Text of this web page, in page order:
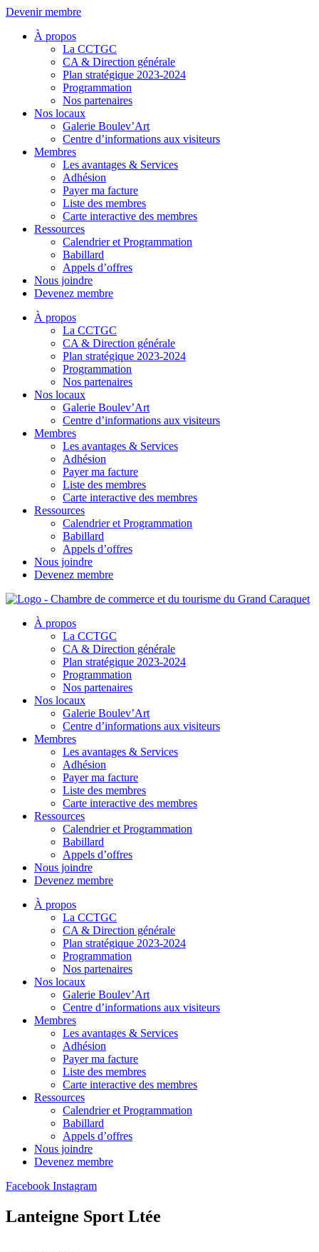
Aller
contenu
Devenir membre
À propos
La CCTGC
CA & Direction générale
Plan stratégique 2023-2024
Programmation
Nos partenaires
Nos locaux
Galerie Boulev’Art
Centre d’informations aux visiteurs
Membres
Les avantages & Services
Adhésion
Payer ma facture
Liste des membres
Carte interactive des membres
Ressources
Calendrier et Programmation
Babillard
Appels d’offres
Nous joindre
Devenez membre
À propos
La CCTGC
CA & Direction générale
Plan stratégique 2023-2024
Programmation
Nos partenaires
Nos locaux
Galerie Boulev’Art
Centre d’informations aux visiteurs
Membres
Les avantages & Services
Adhésion
Payer ma facture
Liste des membres
Carte interactive des membres
Ressources
Calendrier et Programmation
Babillard
Appels d’offres
Nous joindre
Devenez membre
À propos
La CCTGC
CA & Direction générale
Plan stratégique 2023-2024
Programmation
Nos partenaires
Nos locaux
Galerie Boulev’Art
Centre d’informations aux visiteurs
Membres
Les avantages & Services
Adhésion
Payer ma facture
Liste des membres
Carte interactive des membres
Ressources
Calendrier et Programmation
Babillard
Appels d’offres
Nous joindre
Devenez membre
À propos
La CCTGC
CA & Direction générale
Plan stratégique 2023-2024
Programmation
Nos partenaires
Nos locaux
Galerie Boulev’Art
Centre d’informations aux visiteurs
Membres
Les avantages & Services
Adhésion
Payer ma facture
Liste des membres
Carte interactive des membres
Ressources
Calendrier et Programmation
Babillard
Appels d’offres
Nous joindre
Devenez membre
Facebook Instagram
Lanteigne Sport Ltée